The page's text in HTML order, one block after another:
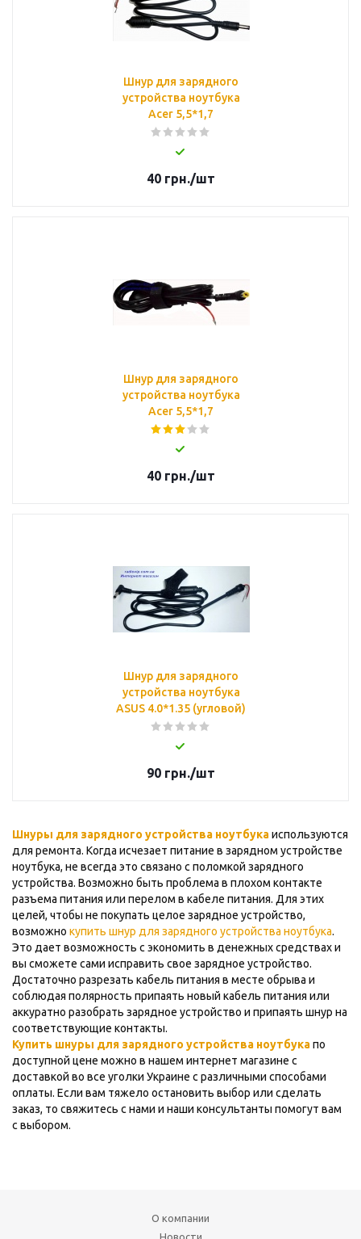
Шнур для зарядного
устройства ноутбука
Acer 5,5*1,7
40 грн./шт
Шнур для зарядного
устройства ноутбука
Acer 5,5*1,7
40 грн./шт
Шнур для зарядного
устройства ноутбука
ASUS 4.0*1.35 (угловой)
90 грн./шт
Шнуры для зарядного устройства ноутбукаиспользуются
для ремонта. Когда исчезает питание в зарядном устройстве
ноутбука, не всегда это связано с поломкой зарядного
устройства. Возможно быть проблема в плохом контакте
разъема питания или перелом в кабеле питания. Для этих
целей, чтобы не покупать целое зарядное устройство,
возможно купить шнур для зарядного устройства ноутбука.
Это дает возможность с экономить в денежных средствах и
вы сможете сами исправить свое зарядное устройство.
Достаточно разрезать кабель питания в месте обрыва и
соблюдая полярность припаять новый кабель питания или
аккуратно разобрать зарядное устройство и припаять шнур на
соответствующие контакты.
Купить шнуры для зарядного устройства ноутбукапо
доступной цене можно в нашем интернет магазине с
доставкой во все уголки Украине с различными способами
оплаты. Если вам тяжело остановить выбор или сделать
заказ, то свяжитесь с нами и наши консультанты помогут вам
с выбором.
О компании
Новости